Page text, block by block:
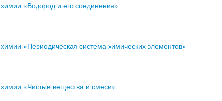
«Водород и его соединения»
«Периодическая система химических элементов»
«Чистые вещества и смеси»